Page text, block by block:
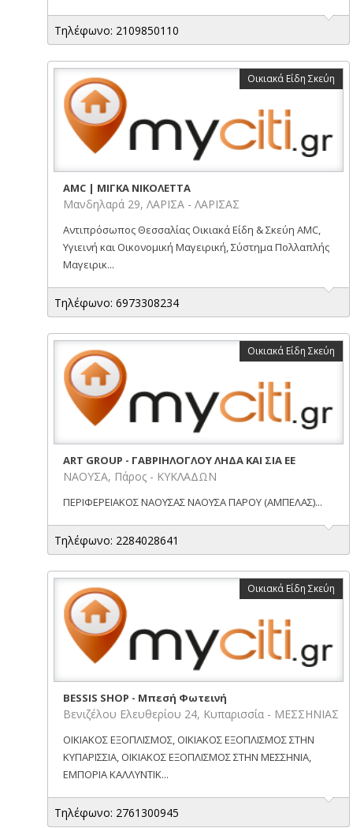
Τηλέφωνο: 2109850110
Οικιακά Είδη Σκεύη
AMC | ΜΙΓΚΑ ΝΙΚΟΛΕΤΤΑ
Μανδηλαρά 29, ΛΑΡΙΣΑ - ΛΑΡΙΣΑΣ
Αντιπρόσωπος Θεσσαλίας Οικιακά Είδη & Σκεύη AMC,
Υγιεινή και Οικονομική Μαγειρική, Σύστημα Πολλαπλής
Μαγειρικ...
Τηλέφωνο: 6973308234
Οικιακά Είδη Σκεύη
ART GROUP - ΓΑΒΡΙΗΛΟΓΛΟΥ ΛΗΔΑ ΚΑΙ ΣΙΑ ΕΕ
ΝΑΟΥΣΑ, Πάρος - ΚΥΚΛΑΔΩΝ
ΠΕΡΙΦΕΡΕΙΑΚΟΣ ΝΑΟΥΣΑΣ ΝΑΟΥΣΑ ΠΑΡΟΥ (ΑΜΠΕΛΑΣ)...
Τηλέφωνο: 2284028641
Οικιακά Είδη Σκεύη
BESSIS SHOP - Μπεσή Φωτεινή
Βενιζέλου Ελευθερίου 24, Κυπαρισσία - ΜΕΣΣΗΝΙΑΣ
ΟΙΚΙΑΚΟΣ ΕΞΟΠΛΙΣΜΟΣ, ΟΙΚΙΑΚΟΣ ΕΞΟΠΛΙΣΜΟΣ ΣΤΗΝ
ΚΥΠΑΡΙΣΣΙΑ, ΟΙΚΙΑΚΟΣ ΕΞΟΠΛΙΣΜΟΣ ΣΤΗΝ ΜΕΣΣΗΝΙΑ,
ΕΜΠΟΡΙΑ ΚΑΛΛΥΝΤΙΚ...
Τηλέφωνο: 2761300945